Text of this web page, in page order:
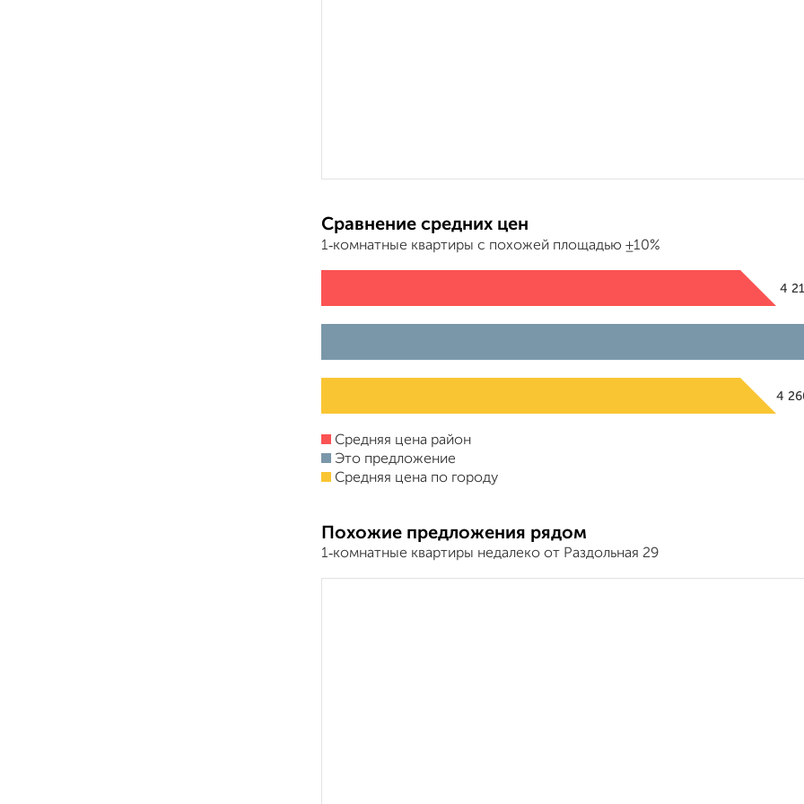
Сравнение средних цен
1‑комнатные квартиры с похожей площадью ±10%
4
4
Средняя цена район
Это предложение
Средняя цена по городу
Похожие предложения рядом
1‑комнатные квартиры недалеко от Раздольная 29